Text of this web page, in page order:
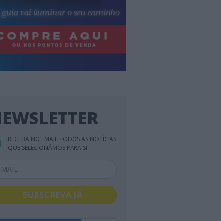
RECEBA NO EMAIL TODOS AS NOTÍCIAS
QUE SELECIONÁMOS PARA SI
SUBSCREVA JÁ